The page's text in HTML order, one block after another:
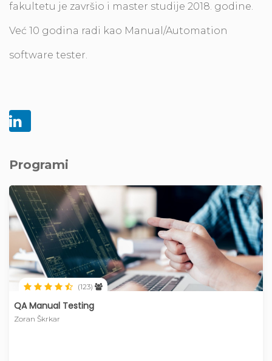
fakultetu je završio i master studije 2018. godine.
Već 10 godina radi kao Manual/Automation
software tester.
Programi
(123)
QA Manual Testing
Zoran Škrkar